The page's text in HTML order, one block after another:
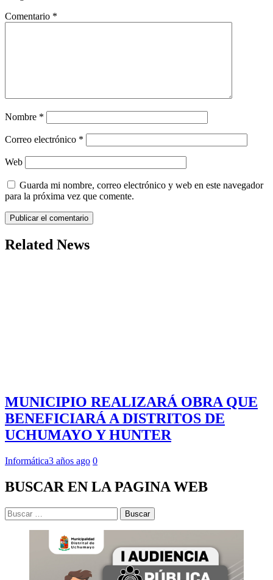
Comentario *
Nombre *
Correo electrónico *
Web
Guarda mi nombre, correo electrónico y web en este navegador
para la próxima vez que comente.
Related News
MUNICIPIO REALIZARÁ OBRA QUE
BENEFICIARÁ A DISTRITOS DE
UCHUMAYO Y HUNTER
Informática3 años ago 0
BUSCAR EN LA PAGINA WEB
Buscar: